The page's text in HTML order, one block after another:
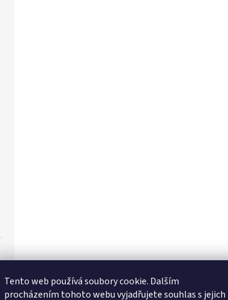
Tento web používá soubory cookie. Dalším
procházením tohoto webu vyjadřujete souhlas s jejich